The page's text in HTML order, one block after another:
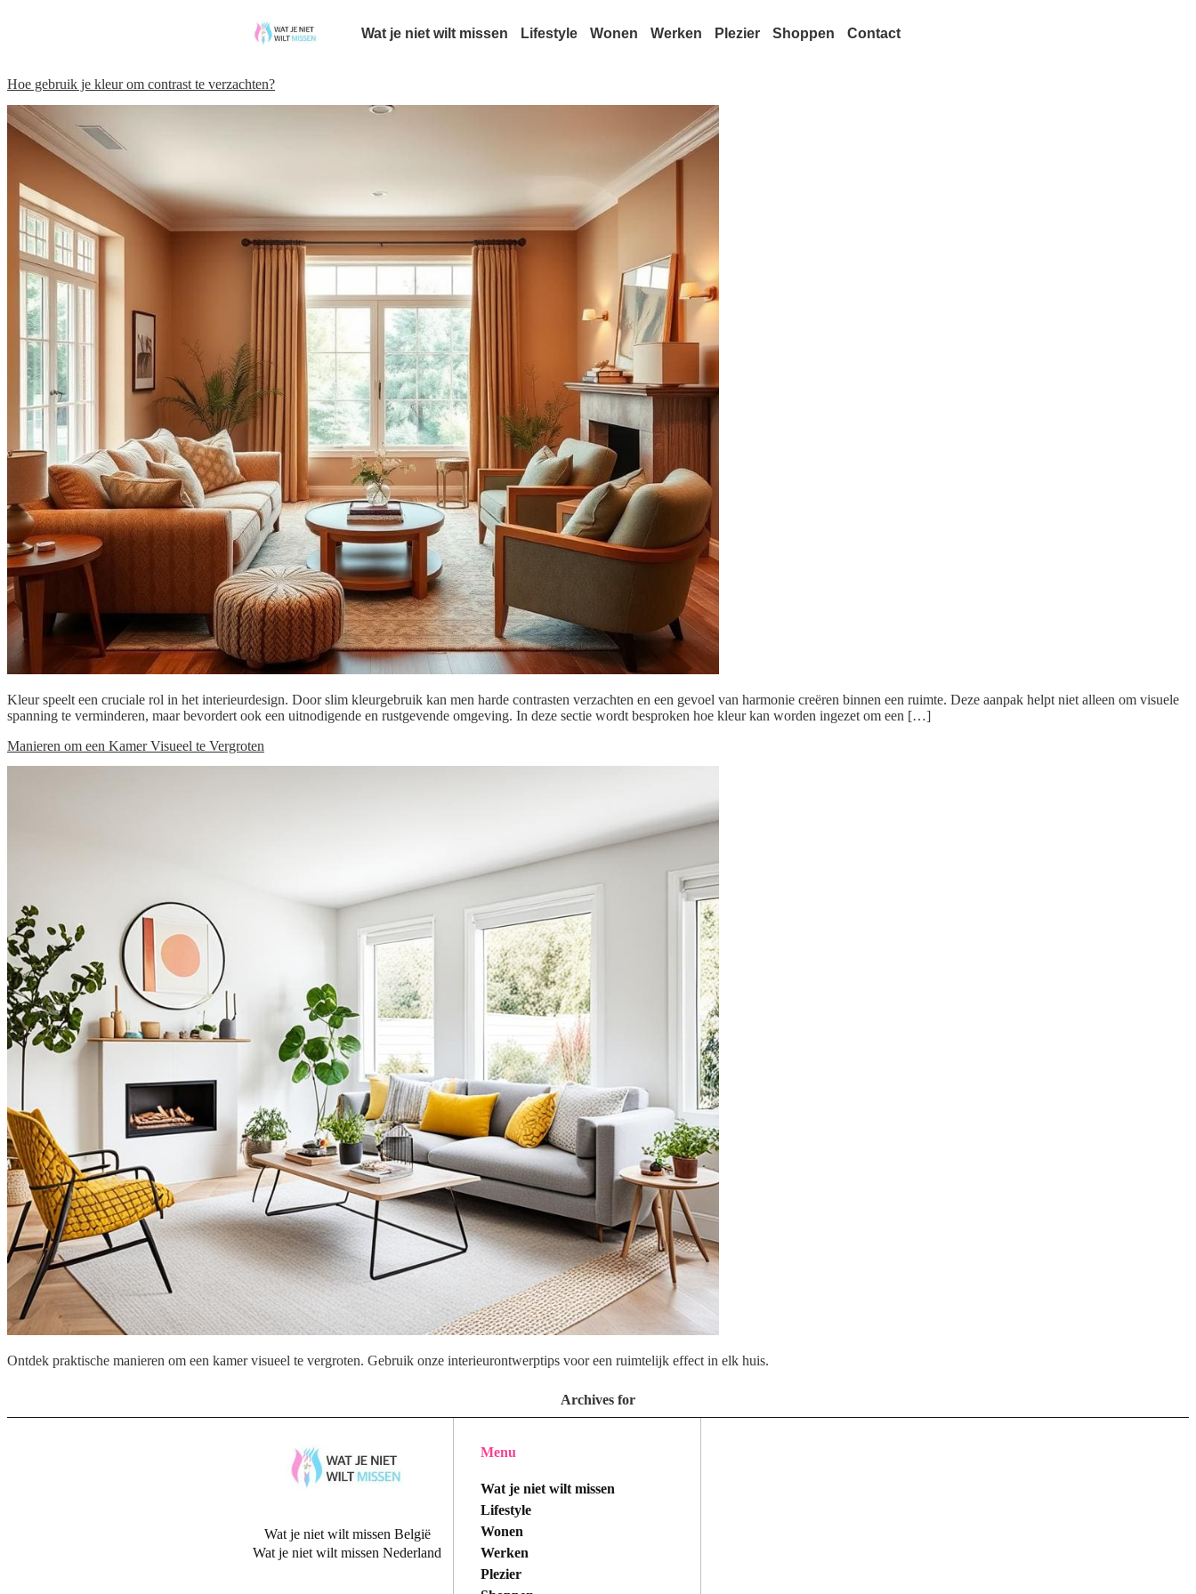
Wat je niet wilt missen Lifestyle Wonen Werken Plezier Shoppen Contact
Hoe gebruik je kleur om contrast te verzachten?
Kleur speelt een cruciale rol in het interieurdesign. Door slim kleurgebruik kan men harde contrasten verzachten en een gevoel van harmonie creëren binnen een ruimte. Deze aanpak helpt niet alleen om visuele
spanning te verminderen, maar bevordert ook een uitnodigende en rustgevende omgeving. In deze sectie wordt besproken hoe kleur kan worden ingezet om een […]
Manieren om een Kamer Visueel te Vergroten
Ontdek praktische manieren om een kamer visueel te vergroten. Gebruik onze interieurontwerptips voor een ruimtelijk effect in elk huis.
Archives for
Wat je niet wilt missen België
Wat je niet wilt missen Nederland
Menu
Wat je niet wilt missen
Lifestyle
Wonen
Werken
Plezier